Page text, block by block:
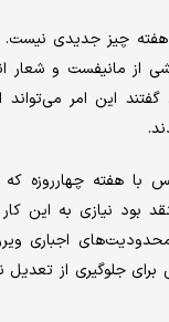
چیز جدیدی نیست.
از مانیفست و شعار
گفتند این امر
با هفته چهارروزه
بود نیازی به این
اجباری
برای جلوگیری از تعدیل